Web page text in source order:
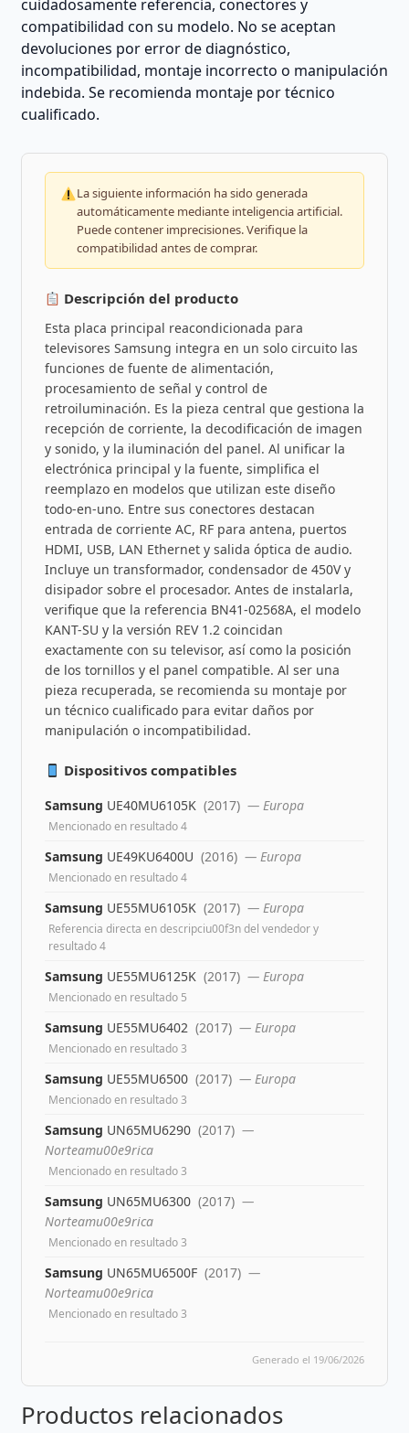
cuidadosamente referencia, conectores y
compatibilidad con su modelo. No se aceptan
devoluciones por error de diagnóstico,
incompatibilidad, montaje incorrecto o manipulación
indebida. Se recomienda montaje por técnico
cualificado.
La siguiente información ha sido generada
automáticamente mediante inteligencia artificial.
Puede contener imprecisiones. Verifique la
compatibilidad antes de comprar.
Descripción del producto
Esta placa principal reacondicionada para
televisores Samsung integra en un solo circuito las
funciones de fuente de alimentación,
procesamiento de señal y control de
retroiluminación. Es la pieza central que gestiona la
recepción de corriente, la decodificación de imagen
y sonido, y la iluminación del panel. Al unificar la
electrónica principal y la fuente, simplifica el
reemplazo en modelos que utilizan este diseño
todo-en-uno. Entre sus conectores destacan
entrada de corriente AC, RF para antena, puertos
HDMI, USB, LAN Ethernet y salida óptica de audio.
Incluye un transformador, condensador de 450V y
disipador sobre el procesador. Antes de instalarla,
verifique que la referencia BN41-02568A, el modelo
KANT-SU y la versión REV 1.2 coincidan
exactamente con su televisor, así como la posición
de los tornillos y el panel compatible. Al ser una
pieza recuperada, se recomienda su montaje por
un técnico cualificado para evitar daños por
manipulación o incompatibilidad.
Dispositivos compatibles
Samsung UE40MU6105K (2017) — Europa
Mencionado en resultado 4
Samsung UE49KU6400U (2016) — Europa
Mencionado en resultado 4
Samsung UE55MU6105K (2017) — Europa
Referencia directa en descripciu00f3n del vendedor y
resultado 4
Samsung UE55MU6125K (2017) — Europa
Mencionado en resultado 5
Samsung UE55MU6402 (2017) — Europa
Mencionado en resultado 3
Samsung UE55MU6500 (2017) — Europa
Mencionado en resultado 3
Samsung UN65MU6290 (2017) —
Norteamu00e9rica
Mencionado en resultado 3
Samsung UN65MU6300 (2017) —
Norteamu00e9rica
Mencionado en resultado 3
Samsung UN65MU6500F (2017) —
Norteamu00e9rica
Mencionado en resultado 3
Generado el 19/06/2026
Productos relacionados